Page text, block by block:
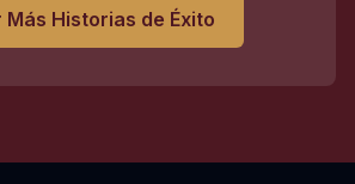
Más Historias de Éxito